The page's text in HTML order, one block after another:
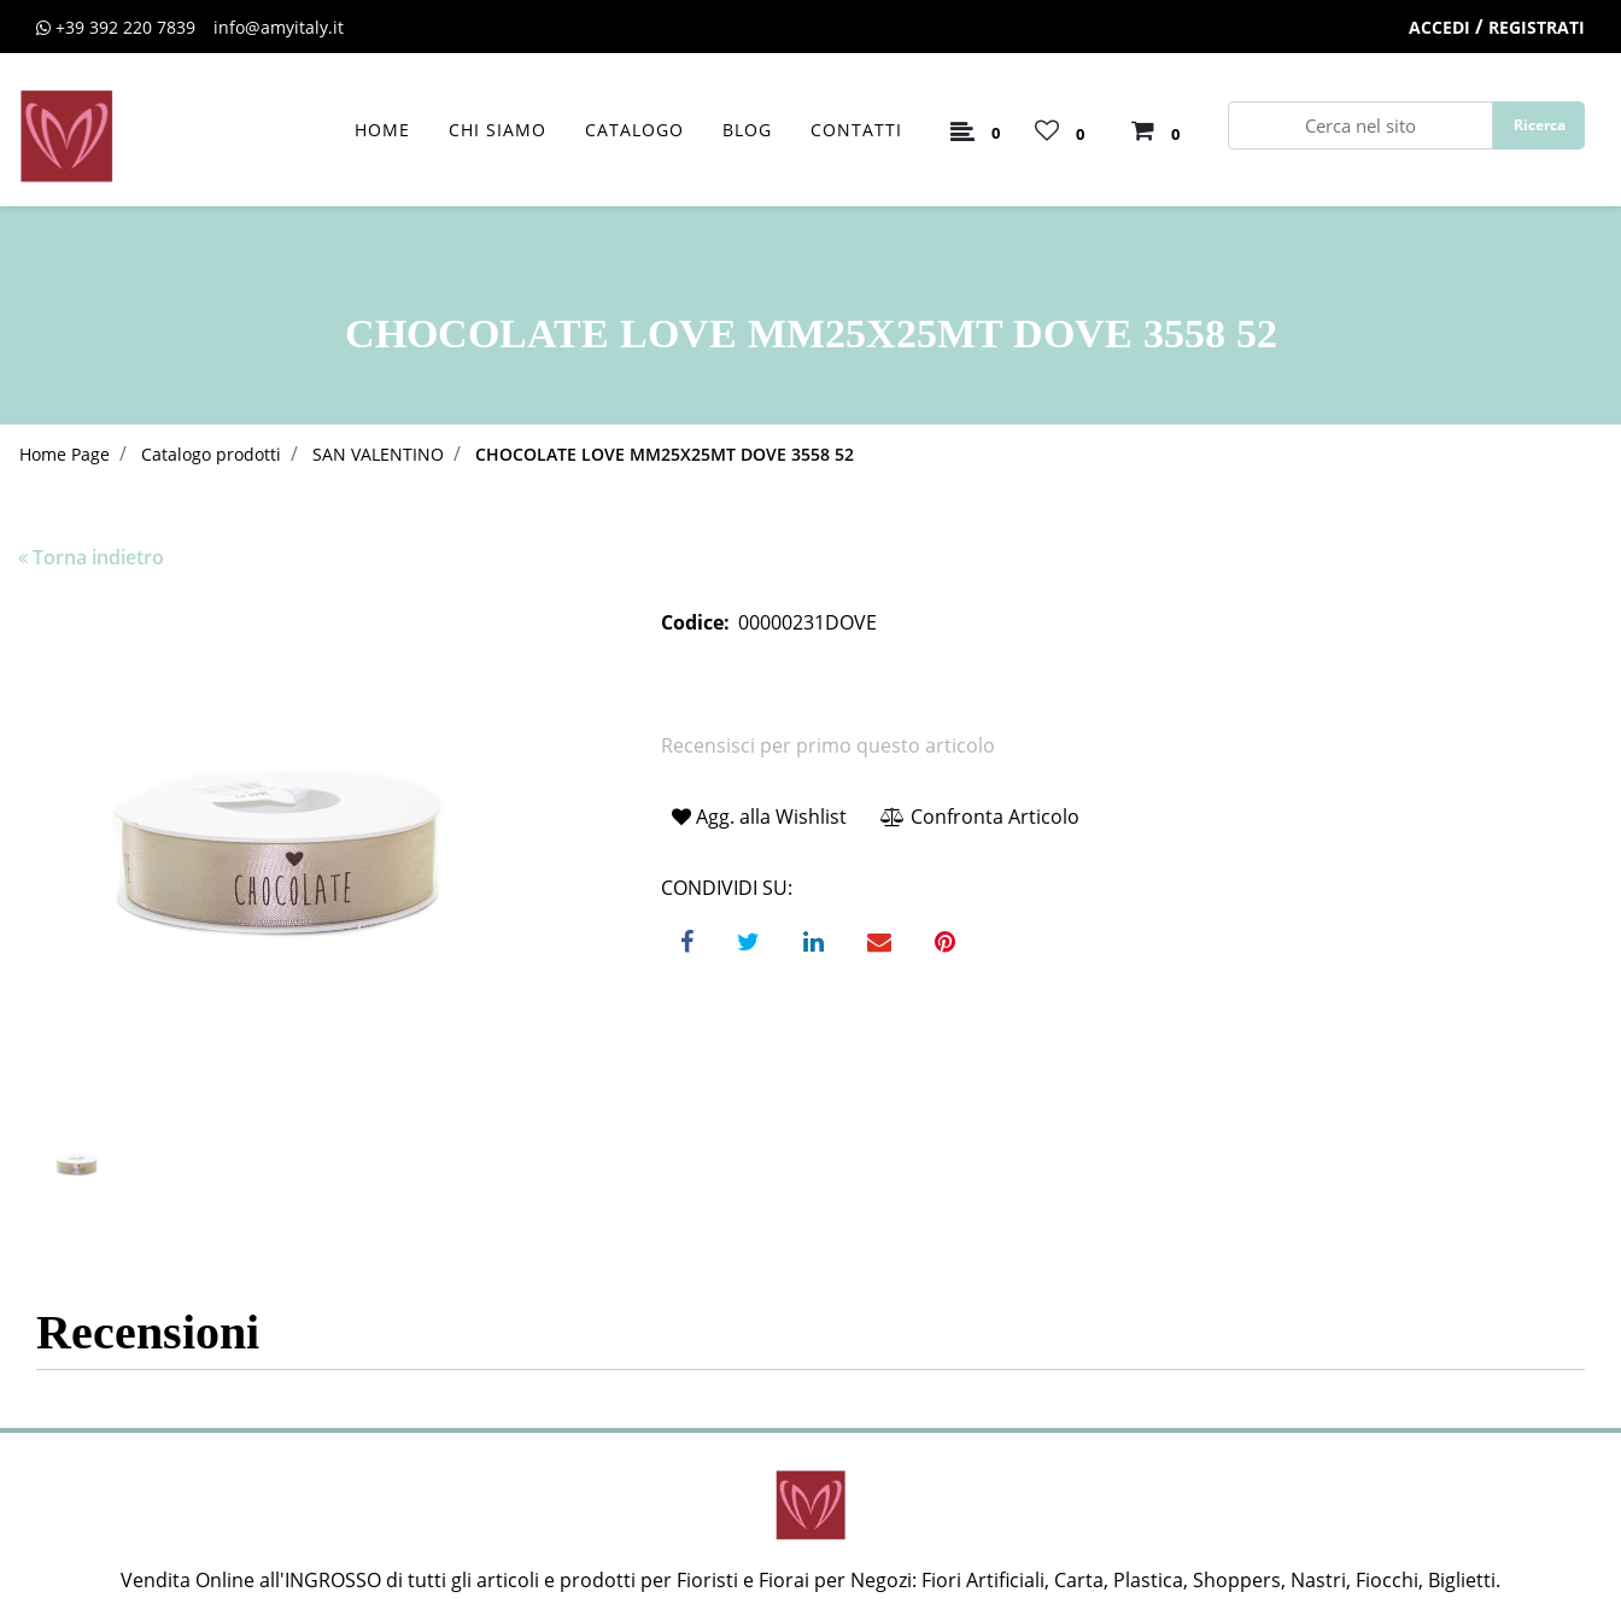
+39 392 220 7839 info@amyitaly.it ACCEDI / REGISTRATI
HOME CHI SIAMO CATALOGO BLOG CONTATTI 0 0 0
CHOCOLATE LOVE MM25X25MT DOVE 3558 52
Home Page Catalogo prodotti SAN VALENTINO CHOCOLATE LOVE MM25X25MT DOVE 3558 52
Torna indietro
Codice: 00000231DOVE
Recensisci per primo questo articolo
Agg. alla Wishlist Confronta Articolo
CONDIVIDI SU:
Recensioni
Vendita Online all'INGROSSO di tutti gli articoli e prodotti per Fioristi e Fiorai per Negozi: Fiori Artificiali, Carta, Plastica, Shoppers, Nastri, Fiocchi, Biglietti.